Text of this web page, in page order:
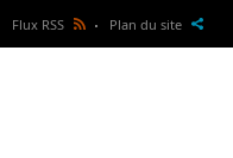
Flux RSS Plan du site